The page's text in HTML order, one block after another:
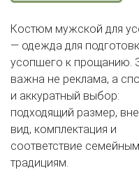
Костюм мужской для
— одежда для
усопшего к прощанию.
важна не реклама, а
и аккуратный выбор:
подходящий размер,
вид, комплектация и
соответствие семейным
традициям.